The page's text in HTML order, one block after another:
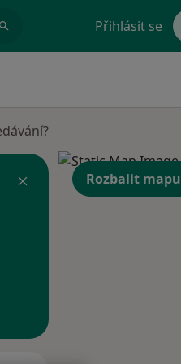
Přihlásit se
Rozbalit mapu